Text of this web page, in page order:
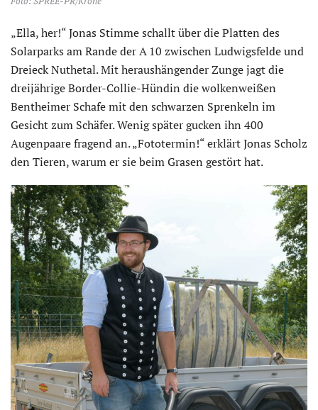
„Ella, her!“ Jonas Stimme schallt über die Platten des
Solarparks am Rande der A 10 zwischen Ludwigsfelde und
Dreieck Nuthetal. Mit heraushängender Zunge jagt die
dreijährige Border-Collie-Hündin die wolkenweißen
Bentheimer Schafe mit den schwarzen Sprenkeln im
Gesicht zum Schäfer. Wenig später gucken ihn 400
Augenpaare fragend an. „Fototermin!“ erklärt Jonas Scholz
den Tieren, warum er sie beim Grasen gestört hat.